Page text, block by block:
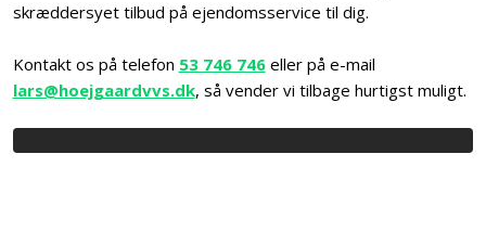
skræddersyet tilbud på ejendomsservice til dig.
Kontakt os på telefon 53 746 746eller på e-mail
lars@hoejgaardvvs.dk, så vender vi tilbage hurtigst muligt.​